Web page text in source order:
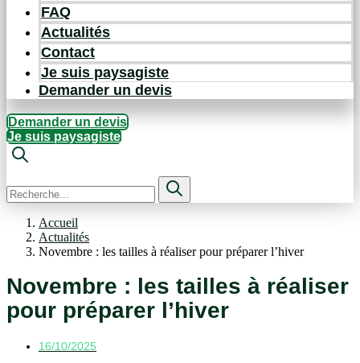
FAQ
Actualités
Contact
Je suis paysagiste
Demander un devis
Demander un devis
Je suis paysagiste
Accueil
Actualités
Novembre : les tailles à réaliser pour préparer l’hiver
Novembre : les tailles à réaliser
pour préparer l’hiver
16/10/2025